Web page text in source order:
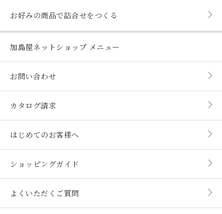
お好みの商品で詰合せをつくる
加島屋ネットショップ メニュー
お問い合わせ
カタログ請求
はじめてのお客様へ
ショッピングガイド
よくいただくご質問